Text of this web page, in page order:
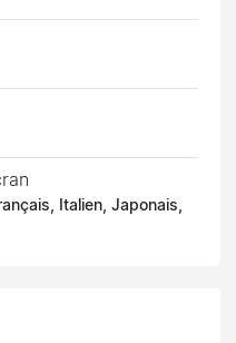
Italien, Japonais,